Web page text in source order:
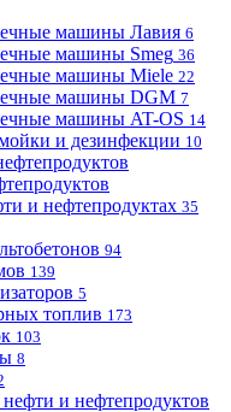
машины Лавия 6
машины Smeg 36
машины Miele 22
машины DGM 7
машины AT-OS 14
и дезинфекции 10
и нефтепродуктах 35
94
139
5
топлив 173
103
8
и нефтепродуктов